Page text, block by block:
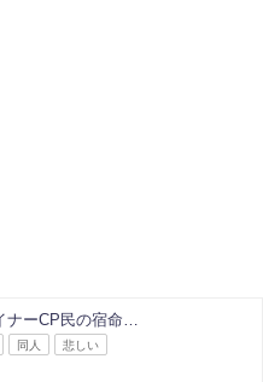
ナーCP民の宿命…
同人 悲しい